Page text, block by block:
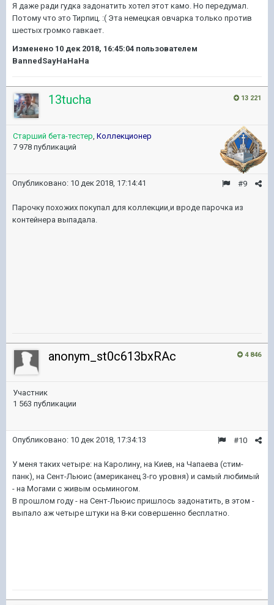
Я даже ради гудка задонатить хотел этот камо. Но передумал.
Потому что это Тирпиц. :( Эта немецкая овчарка только против
шестых громко гавкает.
Изменено 10 дек 2018, 16:45:04 пользователем
BannedSayHaHaHa
13 221
13tucha
Старший бета-тестер, Коллекционер
7 978 публикаций
#9
Опубликовано: 10 дек 2018, 17:14:41
Парочку похожих покупал для коллекции,и вроде парочка из
контейнера выпадала.
4 846
anonym_st0c613bxRAc
Участник
1 563 публикации
#10
Опубликовано: 10 дек 2018, 17:34:13
У меня таких четыре: на Каролину, на Киев, на Чапаева (стим-
панк), на Сент-Льюис (американец 3-го уровня) и самый любимый
- на Могами с живым осьминогом.
В прошлом году - на Сент-Льюис пришлось задонатить, в этом -
выпало аж четыре штуки на 8-ки совершенно бесплатно.